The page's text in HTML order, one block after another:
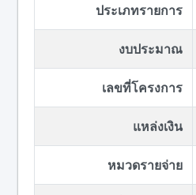
ประเภทรายการ
งบประมาณ
เลขที่โครงการ
แหล่งเงิน
หมวดรายจ่าย